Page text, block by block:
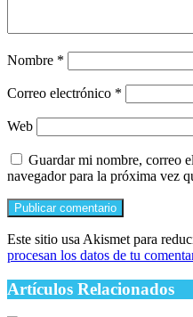
Nombre *
Correo electrónico *
Web
Guardar mi nombre, correo
navegador para la próxima vez
Este sitio usa Akismet para
procesan los datos de tu
Artículos Relacionados